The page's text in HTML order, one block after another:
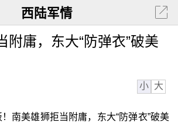
西陆军情
附庸，东大“防弹衣”破美
小 大
南美雄狮拒当附庸，东大“防弹衣”破美